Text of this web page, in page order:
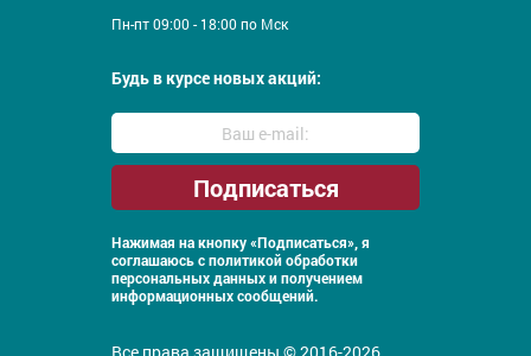
Пн-пт 09:00 - 18:00 по Мск
Будь в курсе новых акций:
Нажимая на кнопку «Подписаться», я
соглашаюсь с политикой обработки
персональных данных и получением
информационных сообщений.